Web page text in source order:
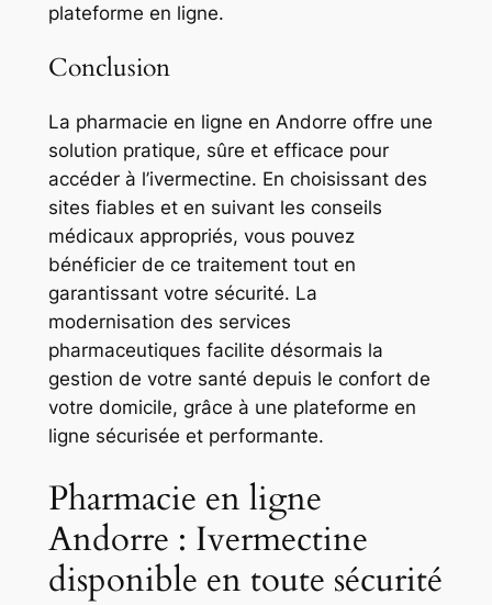
plateforme en ligne.
Conclusion
La pharmacie en ligne en Andorre offre une
solution pratique, sûre et efficace pour
accéder à l’ivermectine. En choisissant des
sites fiables et en suivant les conseils
médicaux appropriés, vous pouvez
bénéficier de ce traitement tout en
garantissant votre sécurité. La
modernisation des services
pharmaceutiques facilite désormais la
gestion de votre santé depuis le confort de
votre domicile, grâce à une plateforme en
ligne sécurisée et performante.
Pharmacie en ligne
Andorre : Ivermectine
disponible en toute sécurité